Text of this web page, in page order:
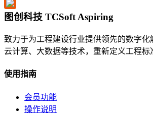
图创科技 TCSoft Aspiring
致力于为工程建设行业提供领先的数字化
云计算、大数据等技术，重新定义工程标
使用指南
会员功能
操作说明